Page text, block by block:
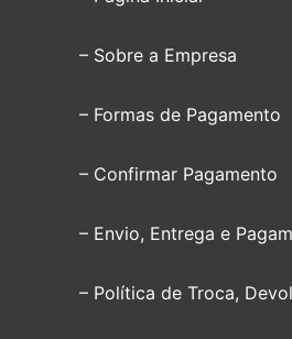
– Sobre a Empresa
– Formas de Pagamento
– Confirmar Pagamento
– Envio, Entrega e
– Política de Troca,